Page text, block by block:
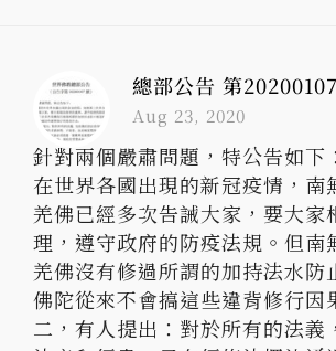
總部公告 第
Aug 23, 2020
針對兩個嚴肅問題，特公告如下
在世界各國出現的新冠疫情，南
羌佛已經多次告誡大家，要大家
理，遵守政府的防疫法規。但南
羌佛沒有修過所謂的加持法水防
佛陀從來不會搞這些違背修行因
二，有人提出：對於所有的法義